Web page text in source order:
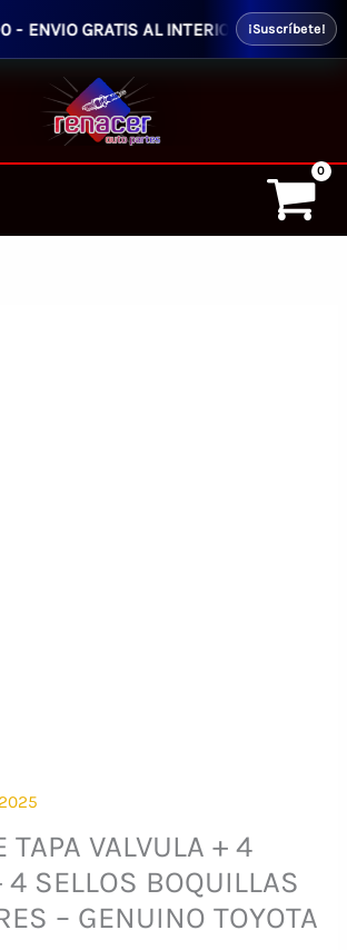
GRATIS AL INTERIOR ( HASTA LA
¡Suscríbete!
TAPA VALVULA + 4
4 SELLOS BOQUILLAS
– GENUINO TOYOTA